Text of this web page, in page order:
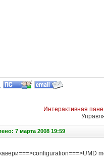
Интерактивная
7 марта 2008 19:59